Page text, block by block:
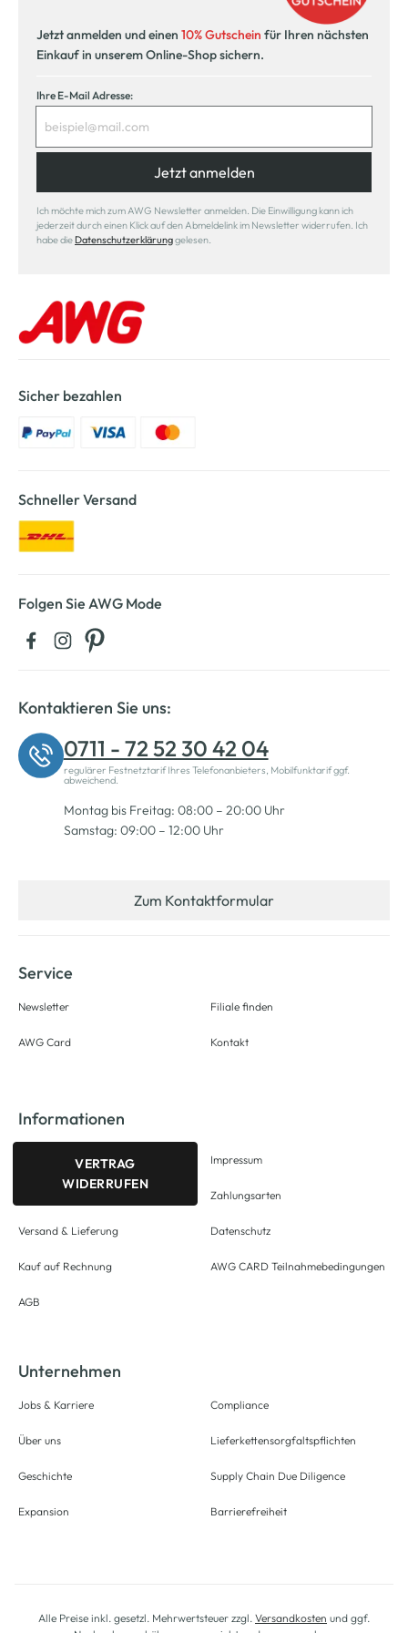
Jetzt anmelden und einen 10% Gutschein für Ihren nächsten
Einkauf in unserem Online-Shop sichern.
Ihre E-Mail Adresse:
Jetzt anmelden
Ich möchte mich zum AWG Newsletter anmelden. Die Einwilligung kann ich
jederzeit durch einen Klick auf den Abmeldelink im Newsletter widerrufen. Ich
habe die Datenschutzerklärunggelesen.
Sicher bezahlen
Schneller Versand
Folgen Sie AWG Mode
Kontaktieren Sie uns:
0711 - 72 52 30 42 04
regulärer Festnetztarif Ihres Telefonanbieters, Mobilfunktarif ggf.
abweichend.
Montag bis Freitag: 08:00 – 20:00 Uhr
Samstag: 09:00 – 12:00 Uhr
Zum Kontaktformular
Service
Newsletter
AWG Card
Filiale finden
Kontakt
Informationen
VERTRAG
WIDERRUFEN
Versand & Lieferung
Kauf auf Rechnung
AGB
Impressum
Zahlungsarten
Datenschutz
AWG CARD Teilnahmebedingungen
Unternehmen
Jobs & Karriere
Über uns
Geschichte
Expansion
Compliance
Lieferkettensorgfaltspflichten
Supply Chain Due Diligence
Barrierefreiheit
Alle Preise inkl. gesetzl. Mehrwertsteuer zzgl. Versandkosten und ggf.